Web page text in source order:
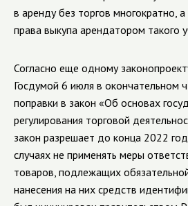
в аренду без торгов многократно,
права выкупа арендатором такого
Согласно еще одному
Госдумой 6 июля в окончательном
поправки в закон «Об основах
регулирования торговой
закон разрешает до конца 2022
случаях не применять меры
товаров, подлежащих
нанесения на них средств